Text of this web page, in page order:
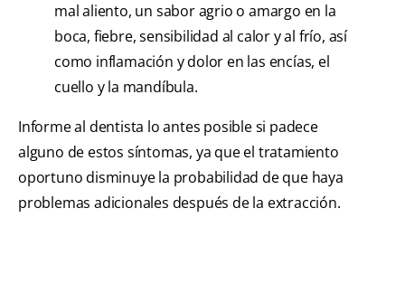
mal aliento, un sabor agrio o amargo en la
boca, fiebre, sensibilidad al calor y al frío, así
como inflamación y dolor en las encías, el
cuello y la mandíbula.
Informe al dentista lo antes posible si padece
alguno de estos síntomas, ya que el tratamiento
oportuno disminuye la probabilidad de que haya
problemas adicionales después de la extracción.